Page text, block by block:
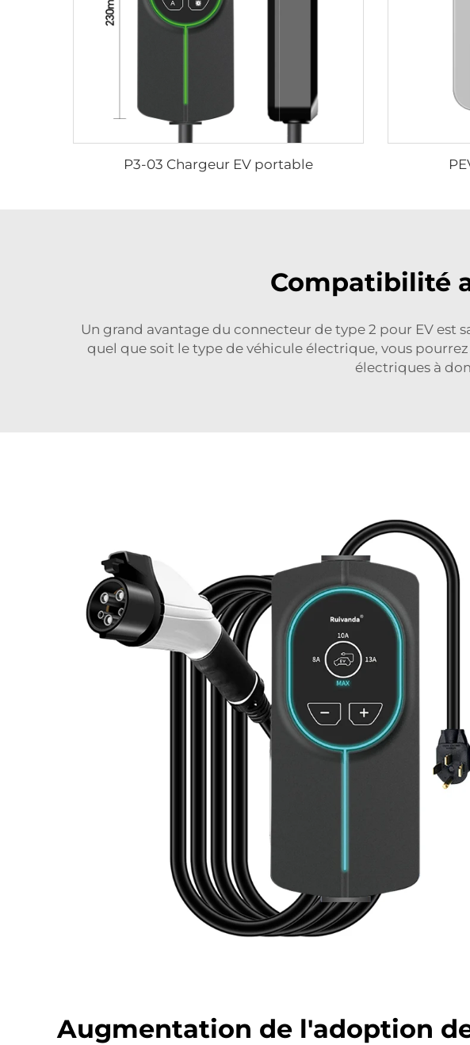
P3-03 Chargeur EV portable
Compatibilité
Un grand avantage du connecteur de type 2 pour EV est
quel que soit le type de véhicule électrique, vous
électriques à
Augmentation de l'adoption